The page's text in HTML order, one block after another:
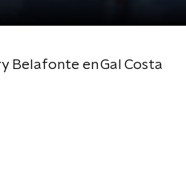
Belafonte en Gal Costa